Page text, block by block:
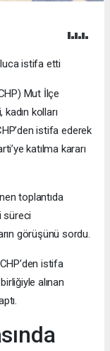
istifa etti
Mut İlçe
kolları
istifa ederek
katılma kararı
toplantıda
süreci
görüşünü sordu.
istifa
alınan